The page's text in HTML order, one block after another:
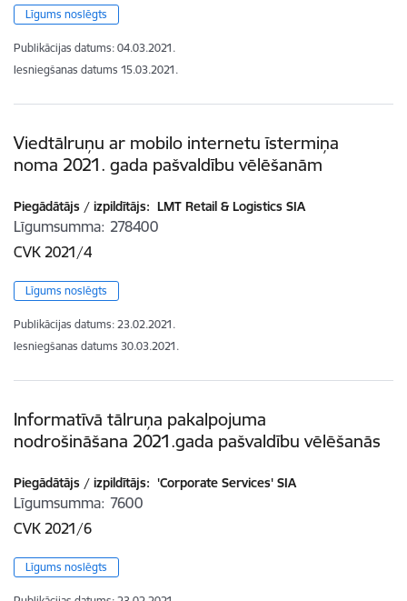
Līgums noslēgts
Publikācijas datums: 04.03.2021.
Iesniegšanas datums 15.03.2021.
Viedtālruņu ar mobilo internetu īstermiņa
noma 2021. gada pašvaldību vēlēšanām
Piegādātājs / izpildītājs: LMT Retail & Logistics SIA
Līgumsumma 278400
CVK 2021/4
Līgums noslēgts
Publikācijas datums: 23.02.2021.
Iesniegšanas datums 30.03.2021.
Informatīvā tālruņa pakalpojuma
nodrošināšana 2021.gada pašvaldību vēlēšanās
Piegādātājs / izpildītājs: 'Corporate Services' SIA
Līgumsumma 7600
CVK 2021/6
Līgums noslēgts